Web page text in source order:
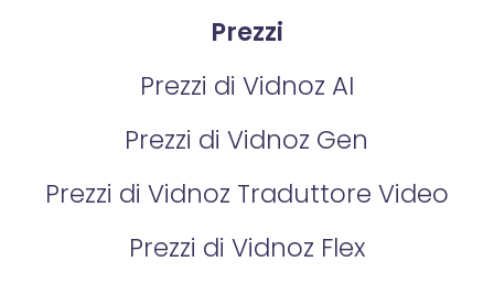
Prezzi
Prezzi di Vidnoz AI
Prezzi di Vidnoz Gen
Prezzi di Vidnoz Traduttore Video
Prezzi di Vidnoz Flex